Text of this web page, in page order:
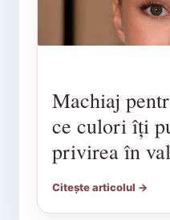
Machiaj
ce culori îți
privirea în
Citește articolul →